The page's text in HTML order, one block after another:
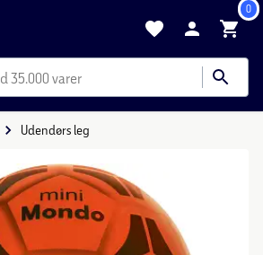
0
35.000 varer
Udendørs leg